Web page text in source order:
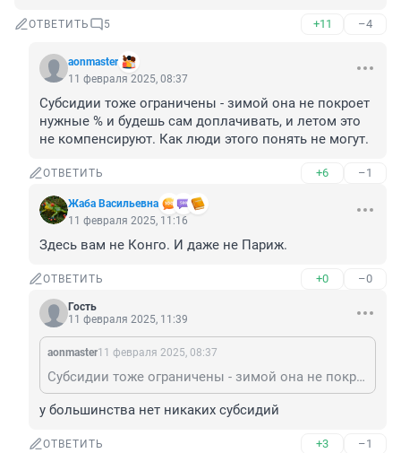
ОТВЕТИТЬ 5 +11 –4
aonmaster
11 февраля 2025, 08:37
Субсидии тоже ограничены - зимой она не покроет
нужные % и будешь сам доплачивать, и летом это
не компенсируют. Как люди этого понять не могут.
ОТВЕТИТЬ +6 –1
Жаба Васильевна
11 февраля 2025, 11:16
Здесь вам не Конго. И даже не Париж.
ОТВЕТИТЬ +0 –0
Гость
11 февраля 2025, 11:39
aonmaster11 февраля 2025, 08:37
Субсидии тоже ограничены - зимой она не покроет нужные % и будешь сам доплачивать, и летом это не компенсируют. Как люди этого понять не могут.
у большинства нет никаких субсидий
ОТВЕТИТЬ +3 –1